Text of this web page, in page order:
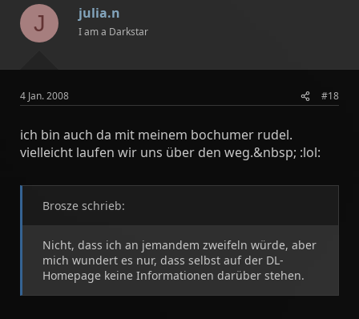
J julia.n
I am a Darkstar
4 Jan. 2008 #18
ich bin auch da mit meinem bochumer rudel.
vielleicht laufen wir uns über den weg.&nbsp; :lol:
Brosze schrieb:
Nicht, dass ich an jemandem zweifeln würde, aber
mich wundert es nur, dass selbst auf der DL-
Homepage keine Informationen darüber stehen.